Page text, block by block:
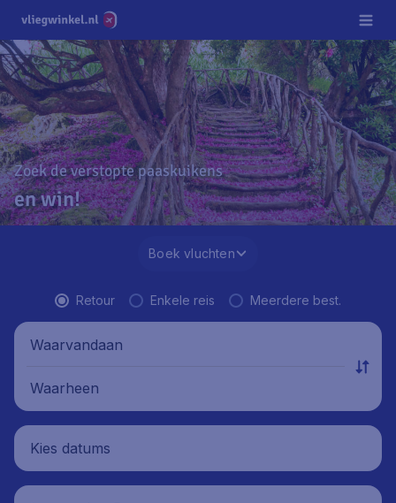
Zoek de verstopte paaskuikens
en win!
Boek vluchten
Retour Enkele reis Meerdere best.
Waarvandaan
Waarheen
Kies datums